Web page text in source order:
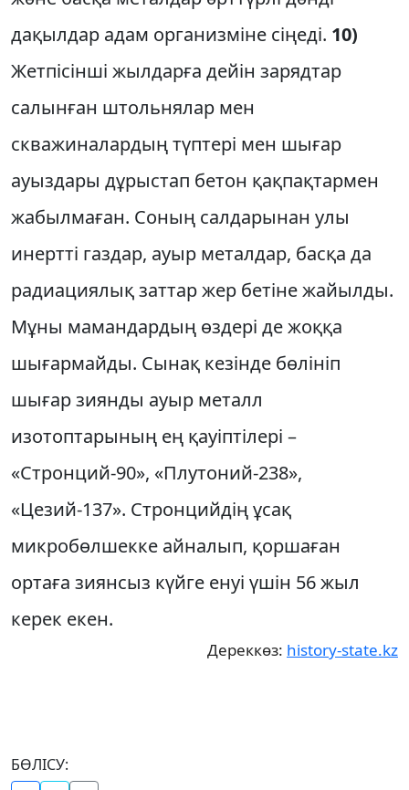
дақылдар адам организміне сіңеді. 10)
Жетпісінші жылдарға дейін зарядтар
салынған штольнялар мен
скважиналардың түптері мен шығар
ауыздары дұрыстап бетон қақпақтармен
жабылмаған. Соның салдарынан улы
инертті газдар, ауыр металдар, басқа да
радиациялық заттар жер бетіне жайылды.
Мұны мамандардың өздері де жоққа
шығармайды. Сынақ кезінде бөлініп
шығар зиянды ауыр металл
изотоптарының ең қауіптілері –
«Стронций-90», «Плутоний-238»,
«Цезий-137». Стронцийдің ұсақ
микробөлшекке айналып, қоршаған
ортаға зиянсыз күйге енуі үшін 56 жыл
керек екен.
Дереккөз: history-state.kz
БӨЛІСУ: